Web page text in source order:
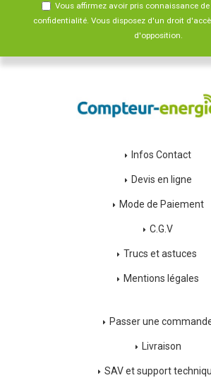
Vous affirmez avoir pris connaissance
confidentialité. Vous disposez d'un droit
d'opposition.
Infos Contact
Devis en ligne
Mode de Paiement
C.G.V
Trucs et astuces
Mentions légales
Passer une
Livraison
SAV et support